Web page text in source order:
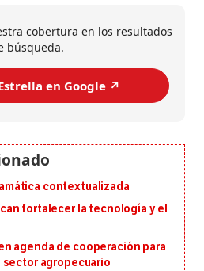
cobertura en los resultados
búsqueda.
en Google ↗️
contextualizada
fortalecer la tecnología y el
agenda de cooperación para
agropecuario